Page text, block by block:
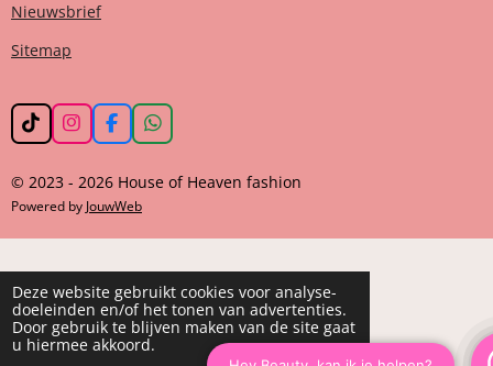
Deze website gebruikt cookies voor analyse-
doeleinden en/of het tonen van advertenties.
Door gebruik te blijven maken van de site gaat
u hiermee akkoord.
Nieuwsbrief
Sitemap
T
i
T
o
k
I
n
t
a
g
r
m
F
a
e
b
o
o
W
h
t
p
© 2023 - 2026 House of Heaven fashion
Powered by JouwWeb